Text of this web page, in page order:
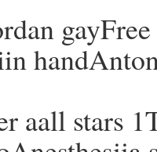
aall stars